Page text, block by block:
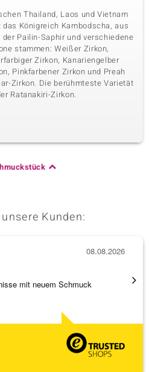
Thailand, Laos und Vietnam
das Königreich Kambodscha, aus
der Pailin-Saphir und verschiedene
stammen: Weißer Zirkon,
Zirkon, Kanariengelber
Pinkfarbener Zirkon und Preah
Zirkon. Die berühmteste Varietät
Ratanakiri-Zirkon.
Kunden:
mit neuem Schmuck
08.08.2026